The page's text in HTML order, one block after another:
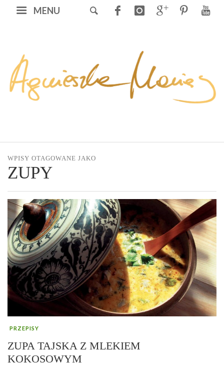
MENU
WPISY OTAGOWANE JAKO
ZUPY
PRZEPISY
ZUPA TAJSKA Z MLEKIEM
KOKOSOWYM